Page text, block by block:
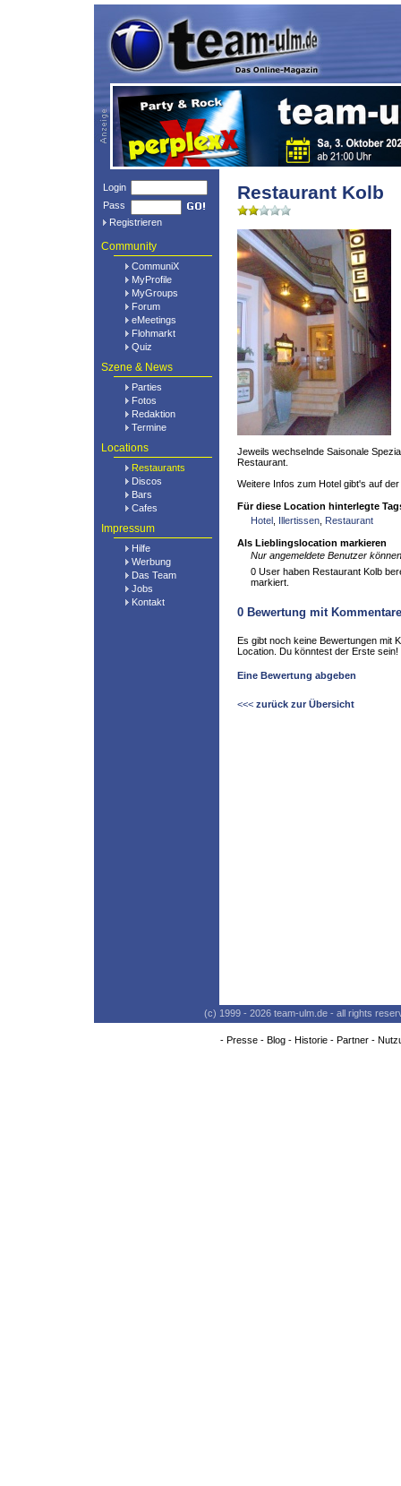
Login
Pass
Registrieren
Community
CommuniX
MyProfile
MyGroups
Forum
eMeetings
Flohmarkt
Quiz
Szene & News
Parties
Fotos
Redaktion
Termine
Locations
Restaurants
Discos
Bars
Cafes
Impressum
Hilfe
Werbung
Das Team
Jobs
Kontakt
Restaurant Kolb
Jeweils wechselnde Saisonale
Restaurant.
Weitere Infos zum Hotel gibt's auf
Für diese Location hinterlegte
Hotel Illertissen Restaurant
Als Lieblingslocation markieren
Nur angemeldete Benutzer
0 User haben Restaurant Kolb
markiert.
0 Bewertung mit
Es gibt noch keine Bewertungen mit
Location. Du könntest der Erste sein!
Eine Bewertung abgeben
<<< zurück zur Übersicht
(c) 1999 - 2026 team-ulm.de - all rights
- Presse- Blog- Historie- Partner-